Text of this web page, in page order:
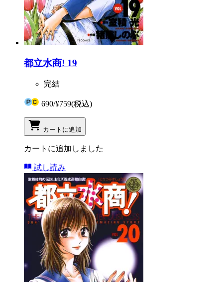
都立水商! 19
完結
690/¥759(税込)
カートに追加
カートに追加しました
試し読み